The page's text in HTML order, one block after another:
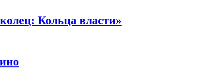
Кольца власти»